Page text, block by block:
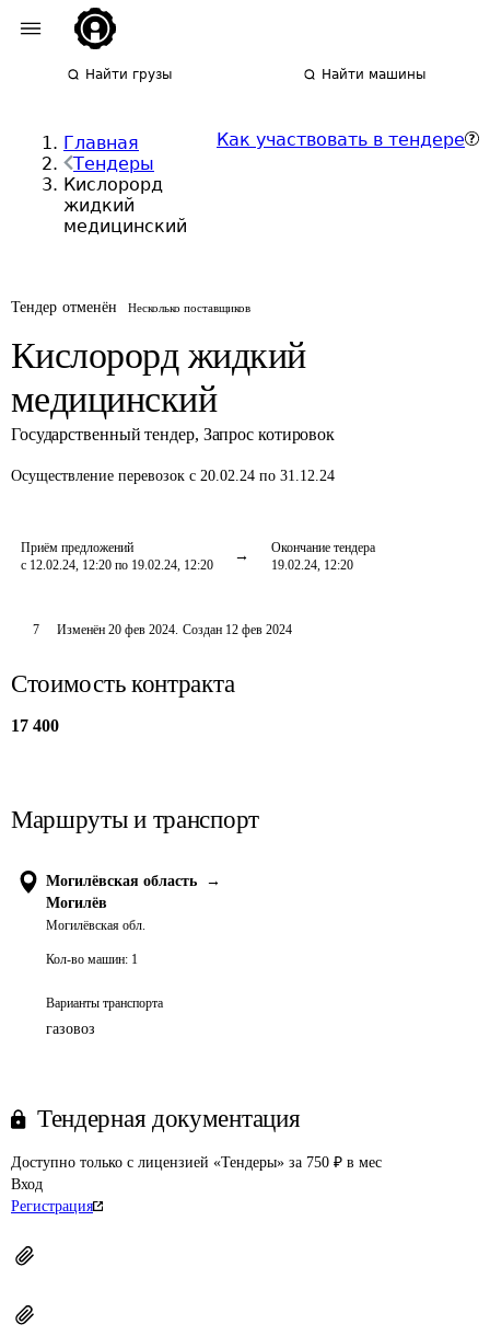
Найти грузы Найти машины
Главная
Тендеры
Кислорорд
жидкий
медицинский
Как участвовать в тендере
Тендер отменён Несколько поставщиков
Кислорорд жидкий
медицинский
Государственный тендер, Запрос котировок
Осуществление перевозок с 20.02.24 по 31.12.24
Приём предложений
с 12.02.24, 12:20 по 19.02.24, 12:20
Окончание тендера
19.02.24, 12:20
7 Изменён 20 фев 2024. Создан 12 фев 2024
Стоимость контракта
17 400
Маршруты и транспорт
Могилёвская область
→
Могилёв
Могилёвская обл.
Кол-во машин: 1
Варианты транспорта
газовоз
Тендерная документация
Доступно только с лицензией «Тендеры» за 750 ₽ в мес
Вход
Регистрация